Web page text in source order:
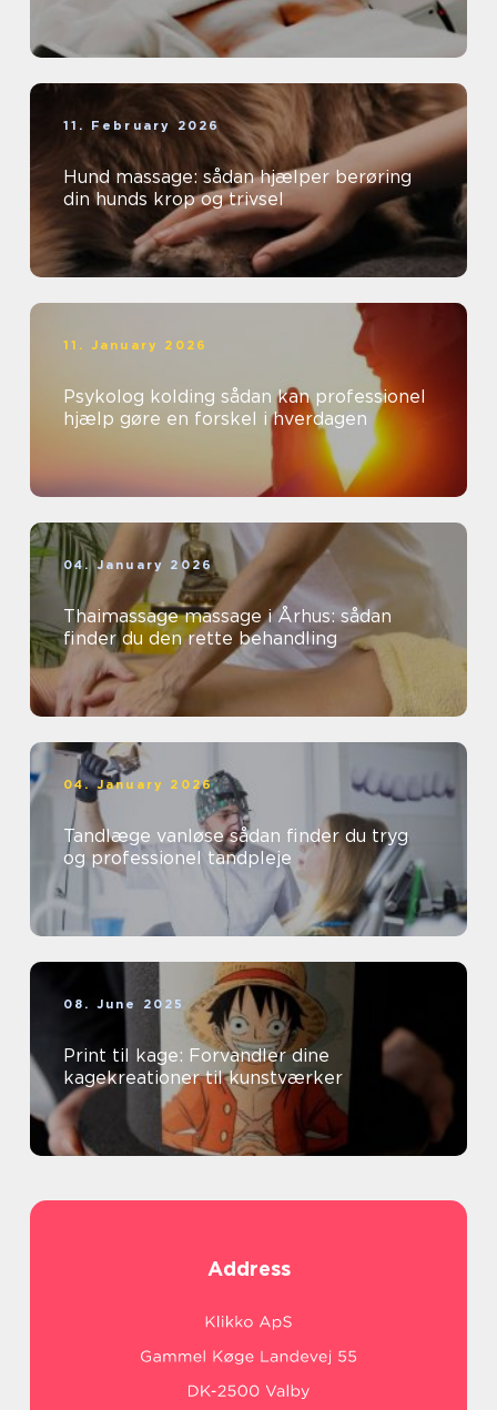
11. February 2026
Hund massage: sådan hjælper berøring
din hunds krop og trivsel
11. January 2026
Psykolog kolding sådan kan professionel
hjælp gøre en forskel i hverdagen
04. January 2026
Thaimassage massage i Århus: sådan
finder du den rette behandling
04. January 2026
Tandlæge vanløse sådan finder du tryg
og professionel tandpleje
08. June 2025
Print til kage: Forvandler dine
kagekreationer til kunstværker
Address